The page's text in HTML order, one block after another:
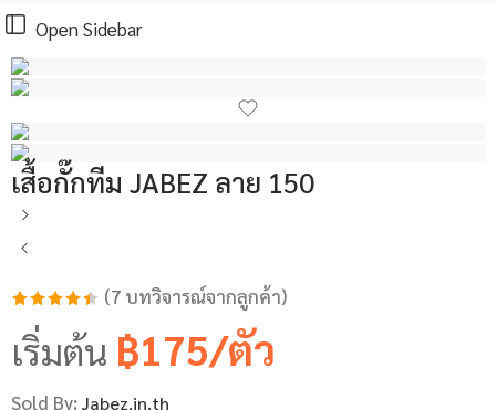
Open Sidebar
เสื้อกั๊กทีม JABEZ ลาย 150
ให้คะแนน
4.43จาก
5 คะแนน
(7 บทวิจารณ์จากลูกค้า)
เริ่มต้น ฿175/ตัว
Sold By: Jabez.in.th